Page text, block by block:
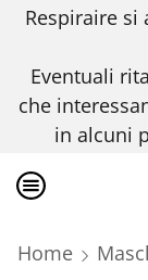
Respiraire si
Eventuali
che
in alcuni
Home